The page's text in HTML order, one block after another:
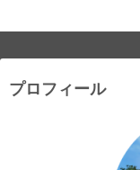
プロフィール